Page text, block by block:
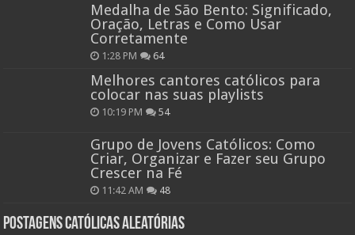
Medalha de São Bento: Significado,
Oração, Letras e Como Usar
Corretamente
1:28 PM 64
Melhores cantores católicos para
colocar nas suas playlists
10:19 PM 54
Grupo de Jovens Católicos: Como
Criar, Organizar e Fazer seu Grupo
Crescer na Fé
11:42 AM 48
Postagens católicas aleatórias